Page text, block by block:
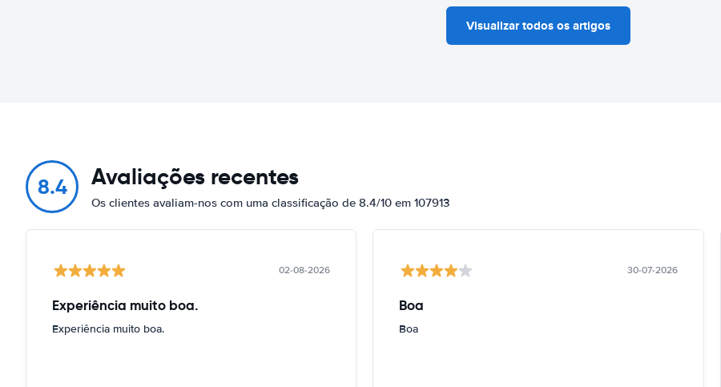
Visualizar todos os artigos
8.4 Avaliações recentes
Os clientes avaliam-nos com uma classificação de 8.4/10 em 107913
02-08-2026
Experiência muito boa.
Experiência muito boa.
30-07-2026
Boa
Boa